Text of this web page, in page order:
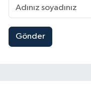
Gönder